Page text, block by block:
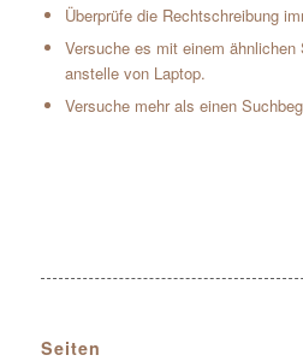
Überprüfe die Rechtschreibung
Versuche es mit einem
anstelle von Laptop.
Versuche mehr als einen
Seiten